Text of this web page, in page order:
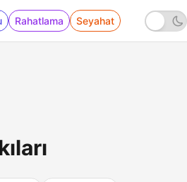
Rahatlama Seyahat